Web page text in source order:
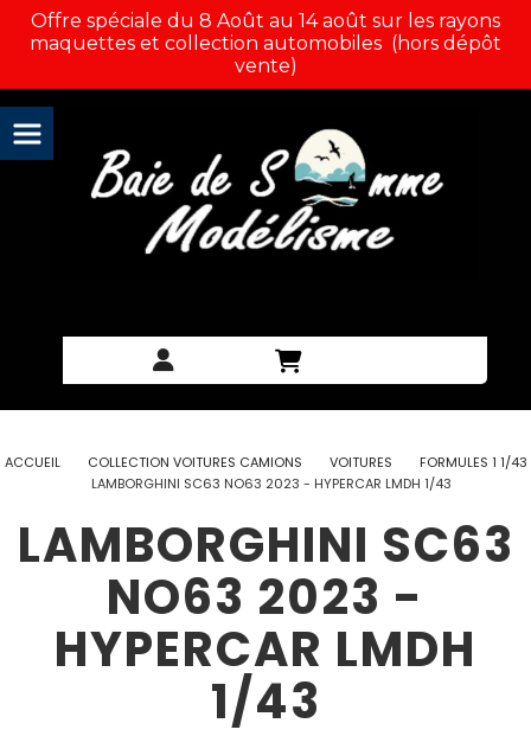
Offre spéciale du 8 Août au 14 août sur les rayons
maquettes et collection automobiles (hors dépôt
vente)
ACCUEIL COLLECTION VOITURES CAMIONS VOITURES
FORMULES 1 1/43
LAMBORGHINI SC63 NO63 2023 - HYPERCAR LMDH 1/43
LAMBORGHINI SC63
NO63 2023 -
HYPERCAR LMDH
1/43
Panneau de gestion des cookies